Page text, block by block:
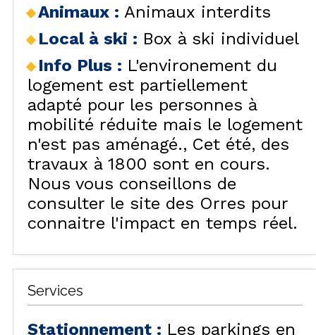
Animaux : Animaux interdits
Local à ski : Box à ski individuel
Info Plus : L'environement du
logement est partiellement
adapté pour les personnes à
mobilité réduite mais le logement
n'est pas aménagé.
Cet été, des
travaux à 1800 sont en cours.
Nous vous conseillons de
consulter le site des Orres pour
connaitre l'impact en temps réel.
Services
Stationnement : Les parkings en